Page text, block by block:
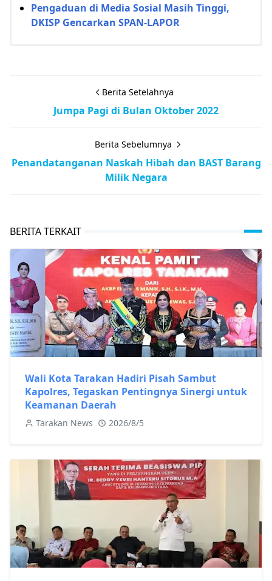
Pengaduan di Media Sosial Masih Tinggi,
DKISP Gencarkan SPAN-LAPOR
Berita Setelahnya
Jumpa Pagi di Bulan Oktober 2022
Berita Sebelumnya
Penandatanganan Naskah Hibah dan BAST Barang
Milik Negara
BERITA TERKAIT
Wali Kota Tarakan Hadiri Pisah Sambut
Kapolres, Tegaskan Pentingnya Sinergi untuk
Keamanan Daerah
Tarakan News 2026/8/5